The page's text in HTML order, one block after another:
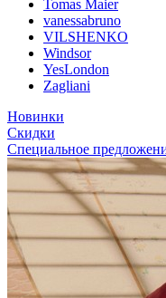
Tomas Maier
vanessabruno
VILSHENKO
Windsor
YesLondon
Zagliani
Новинки
Скидки
Специальное